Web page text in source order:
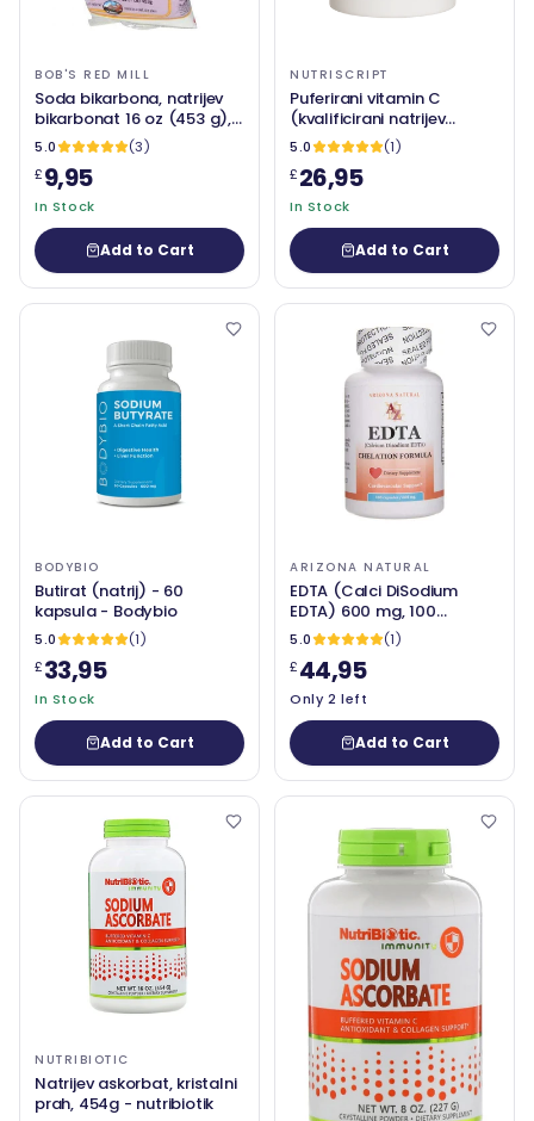
BOB'S RED MILL
Soda bikarbona, natrijev
bikarbonat 16 oz (453 g),
Bobov crveni mlin
5.0
(3)
£9,95
In Stock
Add to Cart
NUTRISCRIPT
Puferirani vitamin C
(kvalificirani natrijev
askorbat) 250G -
Nutriscript
5.0
(1)
£26,95
In Stock
Add to Cart
BODYBIO
Butirat (natrij) - 60
kapsula - Bodybio
5.0
(1)
£33,95
In Stock
Add to Cart
ARIZONA NATURAL
EDTA (Calci DiSodium
EDTA) 600 mg, 100
kapsula - Arizona Natural
5.0
(1)
£44,95
Only 2 left
Add to Cart
NUTRIBIOTIC
Natrijev askorbat, kristalni
prah, 454g - nutribiotik